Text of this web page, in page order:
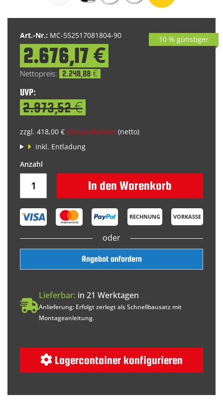
Art.-Nr.: MC-552517081804-90
Special
Price
2.676,17 €
2.248,88 €
UVP:
2.973,52 €
zzgl. 418,00 € Versandkosten (netto)
inkl. Entladung
In den Warenkorb
RECHNUNG VORKASSE
oder
Angebot anfordern
Lieferbar: in 21 Werktagen
Anlieferung: Erfolgt zerlegt als Schnellbausatz mit
Montageanleitung.
Lagercontainer konfigurieren
10 % günstiger